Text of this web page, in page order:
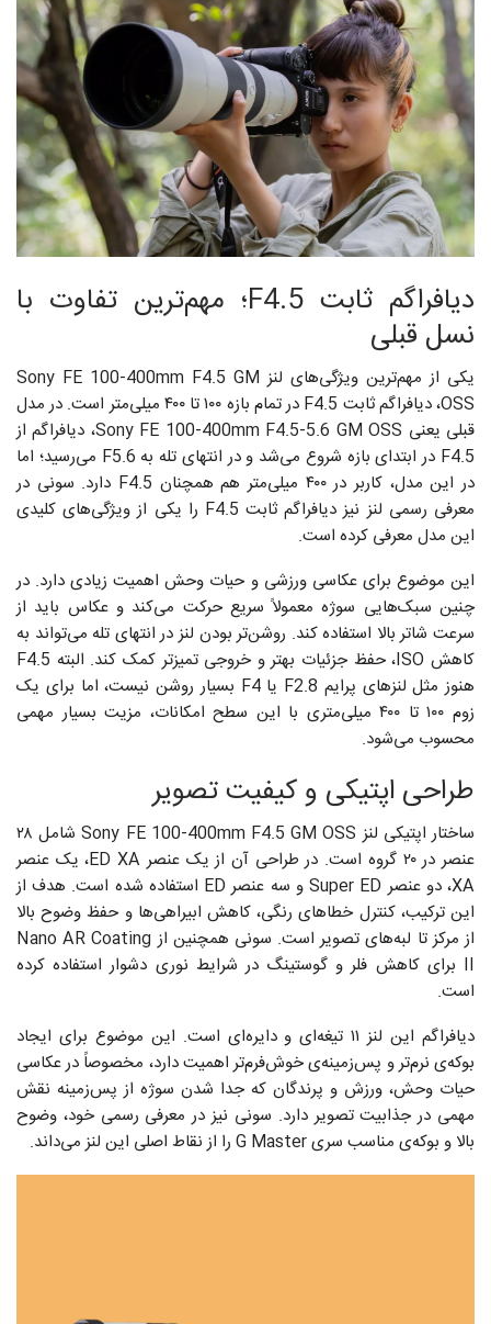
دیافراگم ثابت F4.5؛ مهم‌ترین تفاوت با
نسل قبلی
یکی از مهم‌ترین ویژگی‌های لنز Sony FE 100-400mm F4.5 GM
OSS، دیافراگم ثابت F4.5 در تمام بازه ۱۰۰ تا ۴۰۰ میلی‌متر است. در مدل
قبلی یعنی Sony FE 100-400mm F4.5-5.6 GM OSS، دیافراگم از
F4.5 در ابتدای بازه شروع می‌شد و در انتهای تله به F5.6 می‌رسید؛ اما
در این مدل، کاربر در ۴۰۰ میلی‌متر هم همچنان F4.5 دارد. سونی در
معرفی رسمی لنز نیز دیافراگم ثابت F4.5 را یکی از ویژگی‌های کلیدی
این مدل معرفی کرده است.
این موضوع برای عکاسی ورزشی و حیات وحش اهمیت زیادی دارد. در
چنین سبک‌هایی سوژه معمولاً سریع حرکت می‌کند و عکاس باید از
سرعت شاتر بالا استفاده کند. روشن‌تر بودن لنز در انتهای تله می‌تواند به
کاهش ISO، حفظ جزئیات بهتر و خروجی تمیزتر کمک کند. البته F4.5
هنوز مثل لنزهای پرایم F2.8 یا F4 بسیار روشن نیست، اما برای یک
زوم ۱۰۰ تا ۴۰۰ میلی‌متری با این سطح امکانات، مزیت بسیار مهمی
محسوب می‌شود.
طراحی اپتیکی و کیفیت تصویر
ساختار اپتیکی لنز Sony FE 100-400mm F4.5 GM OSS شامل ۲۸
عنصر در ۲۰ گروه است. در طراحی آن از یک عنصر ED XA، یک عنصر
XA، دو عنصر Super ED و سه عنصر ED استفاده شده است. هدف از
این ترکیب، کنترل خطاهای رنگی، کاهش ابیراهی‌ها و حفظ وضوح بالا
از مرکز تا لبه‌های تصویر است. سونی همچنین از Nano AR Coating
II برای کاهش فلر و گوستینگ در شرایط نوری دشوار استفاده کرده
است.
دیافراگم این لنز ۱۱ تیغه‌ای و دایره‌ای است. این موضوع برای ایجاد
بوکه‌ی نرم‌تر و پس‌زمینه‌ی خوش‌فرم‌تر اهمیت دارد، مخصوصاً در عکاسی
حیات وحش، ورزش و پرندگان که جدا شدن سوژه از پس‌زمینه نقش
مهمی در جذابیت تصویر دارد. سونی نیز در معرفی رسمی خود، وضوح
بالا و بوکه‌ی مناسب سری G Master را از نقاط اصلی این لنز می‌داند.